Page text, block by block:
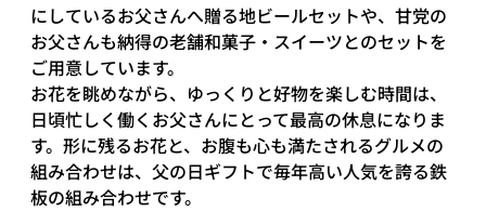
にしているお父さんへ贈る地ビールセットや、甘党の
お父さんも納得の老舗和菓子・スイーツとのセットを
ご用意しています。
お花を眺めながら、ゆっくりと好物を楽しむ時間は、
日頃忙しく働くお父さんにとって最高の休息になりま
す。形に残るお花と、お腹も心も満たされるグルメの
組み合わせは、父の日ギフトで毎年高い人気を誇る鉄
板の組み合わせです。